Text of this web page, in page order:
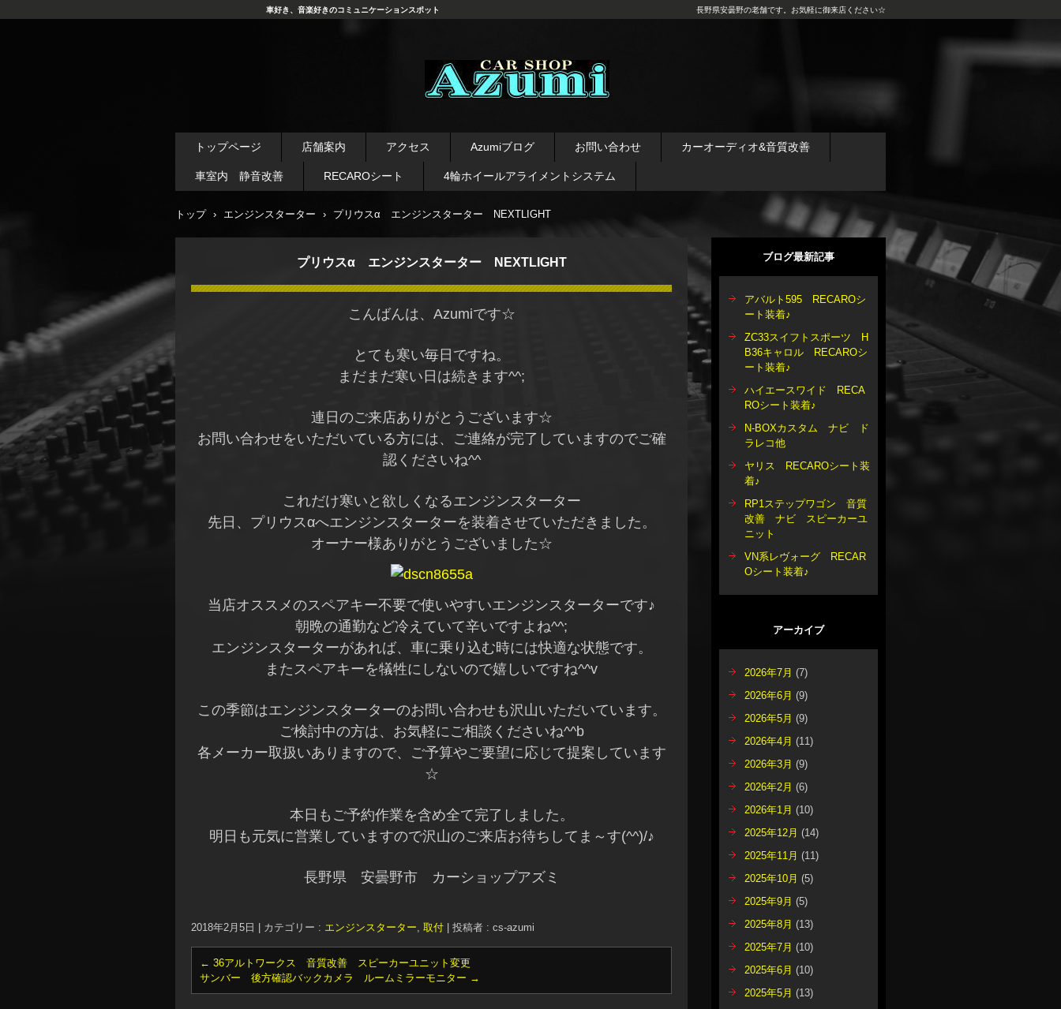
イール デッドニング カーオ
ーディオ レカロシート
車好き、音楽好きのコミュニケーションスポット 長野県安曇野の老舗です。お気軽に御来店ください☆
トップページ 店舗案内 アクセス Azumiブログ お問い合わせ カーオーディオ&音質改善
車室内 静音改善 RECAROシート 4輪ホイールアライメントシステム
トップ › エンジンスターター › プリウスα エンジンスターター NEXTLIGHT
プリウスα エンジンスターター NEXTLIGHT
こんばんは、Azumiです☆
とても寒い毎日ですね。
まだまだ寒い日は続きます^^;
連日のご来店ありがとうございます☆
お問い合わせをいただいている方には、ご連絡が完了していますのでご確
認くださいね^^
これだけ寒いと欲しくなるエンジンスターター
先日、プリウスαへエンジンスターターを装着させていただきました。
オーナー様ありがとうございました☆
当店オススメのスペアキー不要で使いやすいエンジンスターターです♪
朝晩の通勤など冷えていて辛いですよね^^;
エンジンスターターがあれば、車に乗り込む時には快適な状態です。
またスペアキーを犠牲にしないので嬉しいですね^^v
この季節はエンジンスターターのお問い合わせも沢山いただいています。
ご検討中の方は、お気軽にご相談くださいね^^b
各メーカー取扱いありますので、ご予算やご要望に応じて提案しています
☆
本日もご予約作業を含め全て完了しました。
明日も元気に営業していますので沢山のご来店お待ちしてま～す(^^)/♪
長野県 安曇野市 カーショップアズミ
2018年2月5日 カテゴリー : エンジンスターター, 取付 投稿者 : cs-azumi
← 36アルトワークス 音質改善 スピーカーユニット変更
サンバー 後方確認バックカメラ ルームミラーモニター →
ブログ最新記事
アバルト595 RECAROシ
ート装着♪
ZC33スイフトスポーツ H
B36キャロル RECAROシ
ート装着♪
ハイエースワイド RECA
ROシート装着♪
N-BOXカスタム ナビ ド
ラレコ他
ヤリス RECAROシート装
着♪
RP1ステップワゴン 音質
改善 ナビ スピーカーユ
ニット
VN系レヴォーグ RECAR
Oシート装着♪
アーカイブ
2026年7月 (7)
2026年6月 (9)
2026年5月 (9)
2026年4月 (11)
2026年3月 (9)
2026年2月 (6)
2026年1月 (10)
2025年12月 (14)
2025年11月 (11)
2025年10月 (5)
2025年9月 (5)
2025年8月 (13)
2025年7月 (10)
2025年6月 (10)
2025年5月 (13)